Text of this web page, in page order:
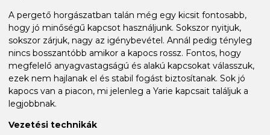
A pergető horgászatban talán még egy kicsit fontosabb,
hogy jó minőségű kapcsot használjunk. Sokszor nyitjuk,
sokszor zárjuk, nagy az igénybevétel. Annál pedig tényleg
nincs bosszantóbb amikor a kapocs rossz. Fontos, hogy
megfelelő anyagvastagságú és alakú kapcsokat válasszuk,
ezek nem hajlanak el és stabil fogást biztosítanak. Sok jó
kapocs van a piacon, mi jelenleg a Yarie kapcsait találjuk a
legjobbnak.
Vezetési technikák